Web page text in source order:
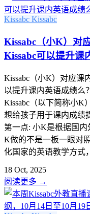
Kissabc Kissabc
Kissabc（小K）对
Kissabc可以提升课
Kissabc（小K）对应课
以提升课内英语成绩么
Kissabc（以下简称小K
想给孩子用于课内成绩
第一点: 小K是根据国
K做的不是一板一眼对
化国家的英语教学方式
18 Oct, 2025
阅读更多 →